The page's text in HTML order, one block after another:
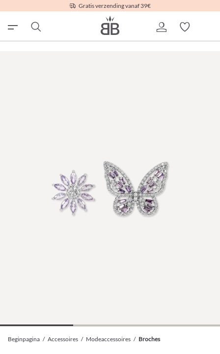
Gratis verzending vanaf 39€
Beginpagina / Accessoires / Modeaccessoires / Broches